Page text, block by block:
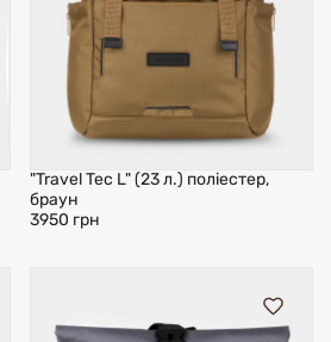
"Travel Tec L" (23 л.) поліестер,
браун
3950 грн